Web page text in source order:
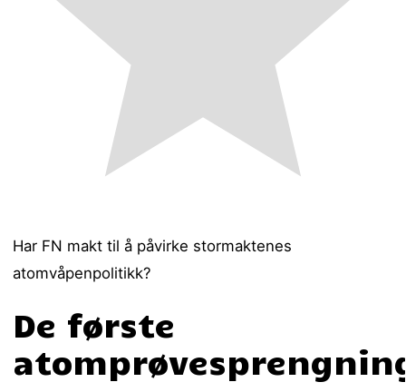
Har FN makt til å påvirke stormaktenes
atomvåpenpolitikk?
De første